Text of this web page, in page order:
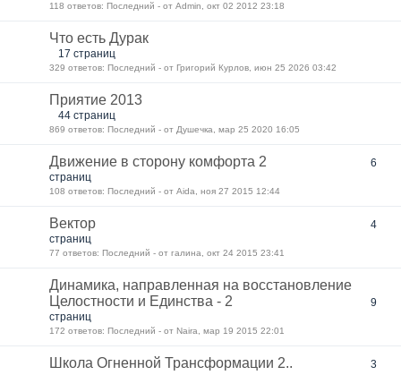
118 ответов: Последний - от Admin, окт 02 2012 23:18
Что есть Дурак
17 страниц
329 ответов: Последний - от Григорий Курлов, июн 25 2026 03:42
Приятие 2013
44 страниц
869 ответов: Последний - от Душечка, мар 25 2020 16:05
Движение в сторону комфорта 2
6
страниц
108 ответов: Последний - от Aida, ноя 27 2015 12:44
Вектор
4
страниц
77 ответов: Последний - от галина, окт 24 2015 23:41
Динамика, направленная на восстановление
Целостности и Единства - 2
9
страниц
172 ответов: Последний - от Naira, мар 19 2015 22:01
Школа Огненной Трансформации 2..
3